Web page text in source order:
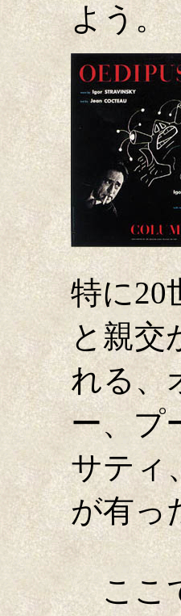
よう。
特に20
と親交
れる、
ー、プ
サティ
が有っ
ここで